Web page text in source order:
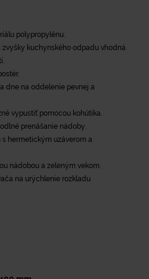
polypropylénu.
kuchynského odpadu vhodná
dne na oddelenie pevnej a
vypustiť pomocou kohútika.
prenášanie nádoby.
hermetickým uzáverom a
nádobou a zeleným vekom.
na urýchlenie rozkladu